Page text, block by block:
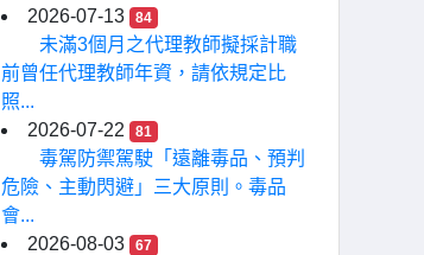
2026-07-13
84
未滿3個月之代理教師擬採計職
前曾任代理教師年資，請依規定比
照...
2026-07-22
81
毒駕防禦駕駛「遠離毒品、預判
危險、主動閃避」三大原則。毒品
會...
2026-08-03
67